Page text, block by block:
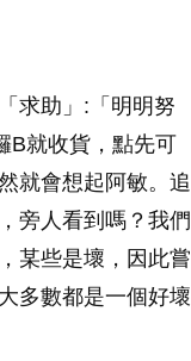
求助」:「明明努
B就收貨，點先可
就會想起阿敏。追
旁人看到嗎？我們
某些是壞，因此嘗
多數都是一個好壞